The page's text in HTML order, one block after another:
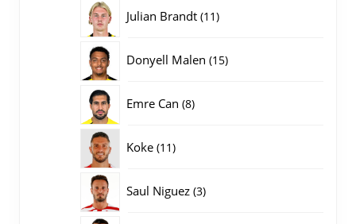
Julian Brandt 1111
Donyell Malen 1515
Emre Can 88
Koke 1111
Saul Niguez 33